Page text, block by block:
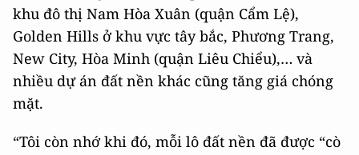
khu đô thị Nam Hòa Xuân (quận Cẩm Lệ),
Golden Hills ở khu vực tây bắc, Phương Trang,
New City, Hòa Minh (quận Liêu Chiểu),… và
nhiều dự án đất nền khác cũng tăng giá chóng
mặt.
“Tôi còn nhớ khi đó, mỗi lô đất nền đã được “cò